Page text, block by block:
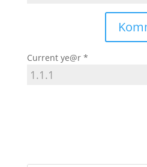
Current ye@r *